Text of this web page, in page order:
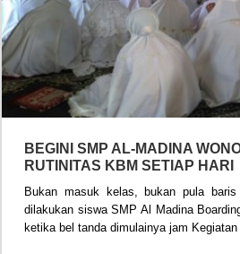
BEGINI SMP AL-MADINA
RUTINITAS KBM SETIAP HARI
Bukan masuk kelas, bukan pula
dilakukan siswa SMP Al Madina
ketika bel tanda dimulainya jam Kegiatan